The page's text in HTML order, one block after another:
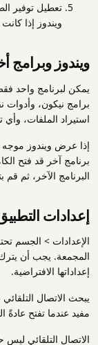
ويندوز إذا
ويندوز وبرامج
يمكن لبرنامج واحد
برامج نيكون، وأدوات
استيراد الملفات، وأي
إذا عرض ويندوز موجه
برنامج آخر قد فتح
البرنامج الآخر، ثم
إعدادات
الإعدادات > الجسم
المجمعة. يجب أن
إعداداتها الافتراضية.
يبحث الاتصال
مفيد عندما تفتح عادةً
الاتصال التلقائي